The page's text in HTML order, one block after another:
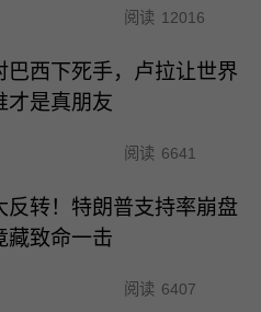
阅读 12016
巴西下死手，卢拉让世界
才是真朋友
阅读 6641
反转！特朗普支持率崩盘
藏致命一击
阅读 6407